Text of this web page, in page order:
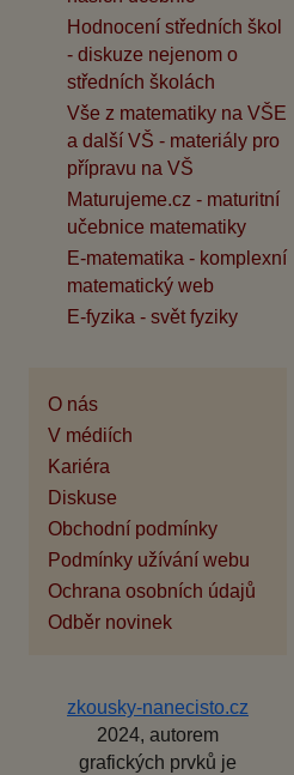
Hodnocení středních škol
- diskuze nejenom o
středních školách
Vše z matematiky na VŠE
a další VŠ - materiály pro
přípravu na VŠ
Maturujeme.cz - maturitní
učebnice matematiky
E-matematika - komplexní
matematický web
E-fyzika - svět fyziky
O nás
V médiích
Kariéra
Diskuse
Obchodní podmínky
Podmínky užívání webu
Ochrana osobních údajů
Odběr novinek
zkousky-nanecisto.cz
2024, autorem
grafických prvků je